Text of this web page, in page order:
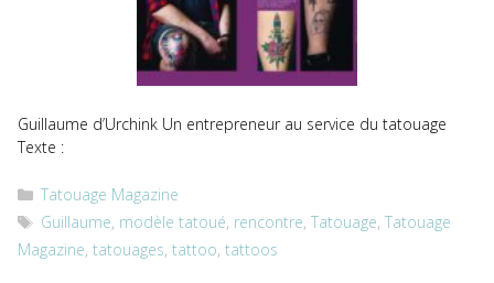
Guillaume d’Urchink Un entrepreneur au service du tatouage
Texte :
Catégories
Tatouage Magazine
Étiquettes
Guillaume, modèle tatoué, rencontre,Tatouage,Tatouage
Magazine, tatouages, tattoo, tattoos